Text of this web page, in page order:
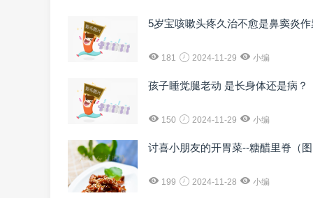
5岁宝咳嗽头疼久治不愈是鼻窦炎作
181 2024-11-29 小编
孩子睡觉腿老动 是长身体还是病？
150 2024-11-29 小编
讨喜小朋友的开胃菜--糖醋里脊（
199 2024-11-28 小编